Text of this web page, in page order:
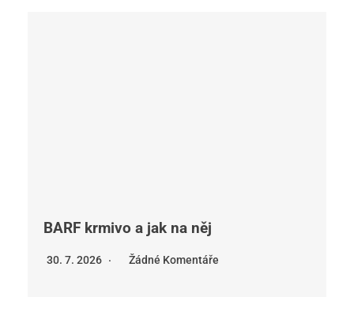
BARF krmivo a jak na něj
30. 7. 2026 Žádné Komentáře